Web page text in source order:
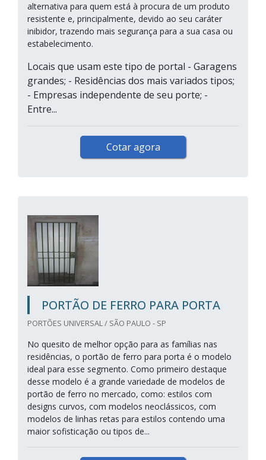
alternativa para quem está à procura de um produto
resistente e, principalmente, devido ao seu caráter
inibidor, trazendo mais segurança para a sua casa ou
estabelecimento.
Locais que usam este tipo de portal - Garagens
grandes; - Residências dos mais variados tipos;
- Empresas independente de seu porte; -
Entre...
Cotar agora
PORTÃO DE FERRO PARA PORTA
PORTÕES UNIVERSAL / SÃO PAULO - SP
No quesito de melhor opção para as famílias nas
residências, o portão de ferro para porta é o modelo
ideal para esse segmento. Como primeiro destaque
desse modelo é a grande variedade de modelos de
portão de ferro no mercado, como: estilos com
designs curvos, com modelos neoclássicos, com
modelos de linhas retas para estilos contendo uma
maior sofisticação ou tipos de...